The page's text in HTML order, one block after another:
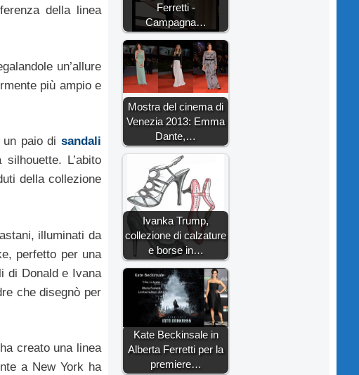
della linea
un’allure
più ampio e
un paio disandali
L’abito
della collezione
illuminati da
perfetto per una
di Donald e Ivana
che disegnò per
creato una linea
a New York ha
Ferretti -
Campagna…
Mostra del cinema di
Venezia 2013: Emma
Dante,…
Ivanka Trump,
collezione di calzature
e borse in…
Kate Beckinsale in
Alberta Ferretti per la
premiere…